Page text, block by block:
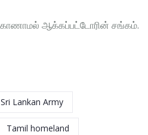
காணாமல் ஆக்கப்பட்டோரின் சங்கம்.
Sri Lankan Army
Tamil homeland